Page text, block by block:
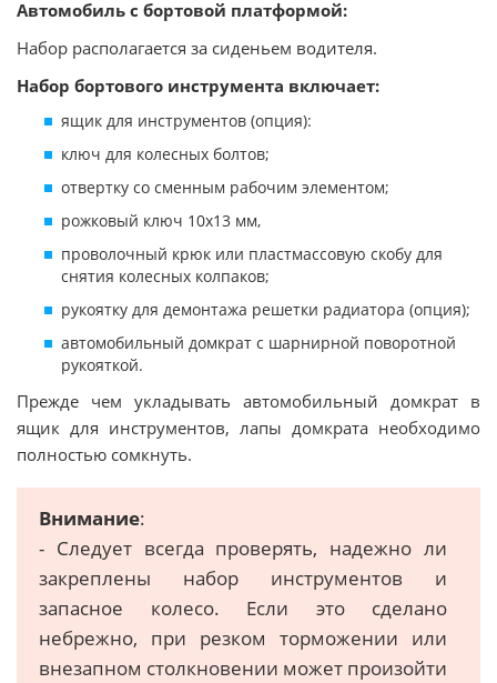
Автомобиль с бортовой платформой:
Набор располагается за сиденьем водителя.
Набор бортового инструмента включает:
ящик для инструментов (опция):
ключ для колесных болтов;
отвертку со сменным рабочим элементом;
рожковый ключ 10x13 мм,
проволочный крюк или пластмассовую скобу для
снятия колесных колпаков;
рукоятку для демонтажа решетки радиатора (опция);
автомобильный домкрат с шарнирной поворотной
рукояткой.
Прежде чем укладывать автомобильный домкрат в
ящик для инструментов, лапы домкрата необходимо
полностью сомкнуть.
Внимание:
- Следует всегда проверять, надежно ли
закреплены набор инструментов и
запасное колесо. Если это сделано
небрежно, при резком торможении или
внезапном столкновении может произойти